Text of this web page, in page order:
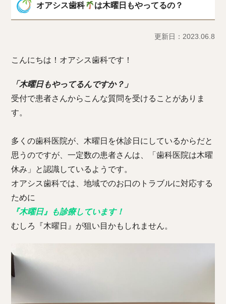
オアシス歯科 は木曜日もやってるの？
更新日：2023.06.8
こんにちは！オアシス歯科です！
「木曜日もやってるんですか？」
受付で患者さんからこんな質問を受けることがありま
す。
多くの歯科医院が、木曜日を休診日にしているからだと
思うのですが、一定数の患者さんは、「歯科医院は木曜
休み」と認識しているようです。
オアシス歯科では、地域でのお口のトラブルに対応する
ために
『木曜日』も診療しています！
むしろ『木曜日』が狙い目かもしれません。